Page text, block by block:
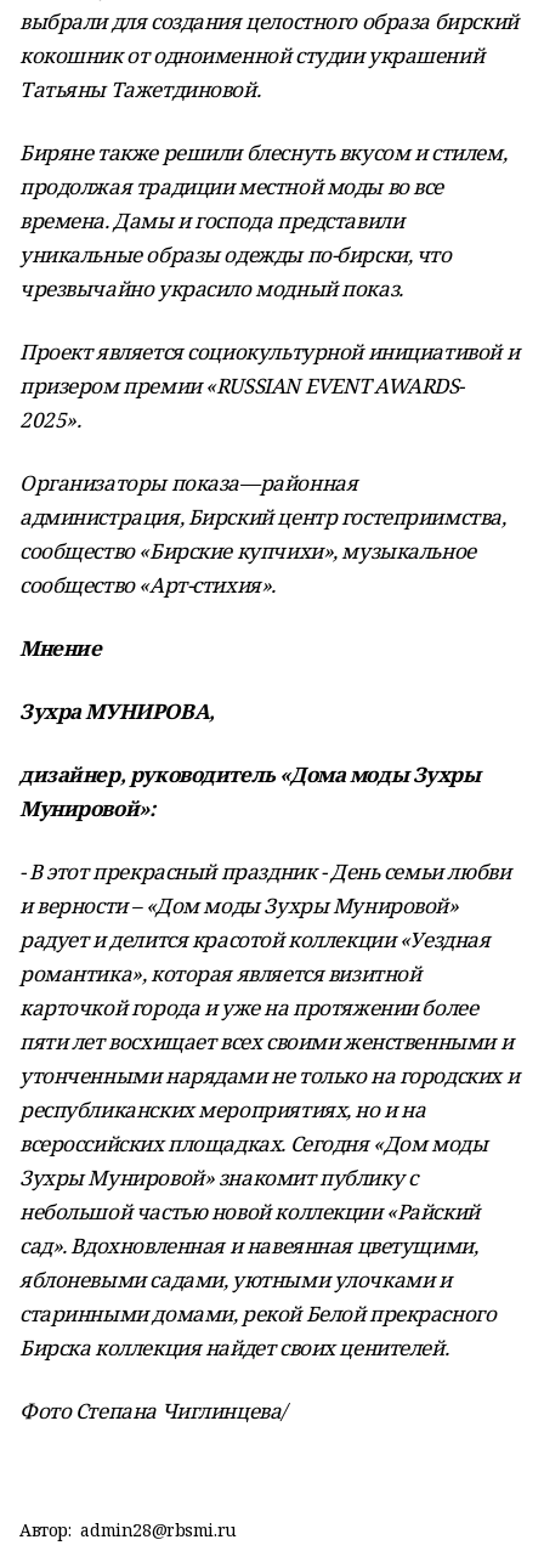
выбрали для создания целостного образа бирский
кокошник от одноименной студии украшений
Татьяны Тажетдиновой.
Биряне также решили блеснуть вкусом и стилем,
продолжая традиции местной моды во все
времена. Дамы и господа представили
уникальные образы одежды по-бирски, что
чрезвычайно украсило модный показ.
Проект является социокультурной инициативой и
призером премии «RUSSIAN EVENT AWARDS-
2025».
Организаторы показа—районная
администрация, Бирский центр гостеприимства,
сообщество «Бирские купчихи», музыкальное
сообщество «Арт-стихия».
Мнение
Зухра МУНИРОВА,
дизайнер, руководитель «Дома моды Зухры
Мунировой»:
- В этот прекрасный праздник - День семьи любви
и верности – «Дом моды Зухры Мунировой»
радует и делится красотой коллекции «Уездная
романтика», которая является визитной
карточкой города и уже на протяжении более
пяти лет восхищает всех своими женственными и
утонченными нарядами не только на городских и
республиканских мероприятиях, но и на
всероссийских площадках. Сегодня «Дом моды
Зухры Мунировой» знакомит публику с
небольшой частью новой коллекции «Райский
сад». Вдохновленная и навеянная цветущими,
яблоневыми садами, уютными улочками и
старинными домами, рекой Белой прекрасного
Бирска коллекция найдет своих ценителей.
Фото Степана Чиглинцева/
Автор: admin28@rbsmi.ru